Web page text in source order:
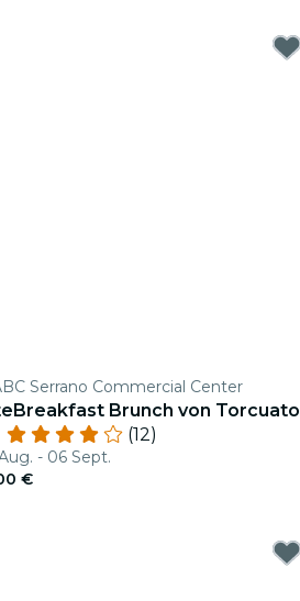
Serrano Commercial Center
Brunch von Torcuato
(12)
- 06 Sept.
€